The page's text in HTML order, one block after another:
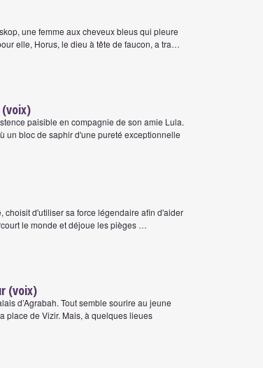
une femme aux cheveux bleus qui pleure
elle, Horus, le dieu à tête de faucon, a tra…
paisible en compagnie de son amie Lula.
un bloc de saphir d'une pureté exceptionnelle
choisit d'utiliser sa force légendaire afin d'aider
le monde et déjoue les pièges …
(voix)
d’Agrabah. Tout semble sourire au jeune
place de Vizir. Mais, à quelques lieues